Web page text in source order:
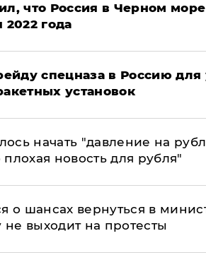
что Россия в Черном море
2022 года
спецназа в Россию
установок
начать "давление на
новость для рубля"
о шансах вернуться в
выходит на протесты